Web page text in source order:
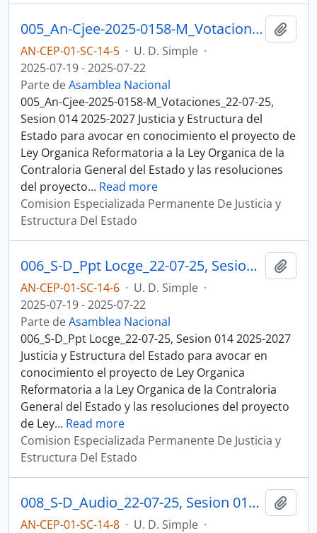
005_An-Cjee-2025-0158-M_Votaciones_22-07-25, Sesion 014 Justicia y Estructura del Estado
AN-CEP-01-SC-14-5 · U. D. Simple ·
2025-07-19 - 2025-07-22
Parte deAsamblea Nacional
005_An-Cjee-2025-0158-M_Votaciones_22-07-25,
Sesion 014 2025-2027 Justicia y Estructura del
Estado para avocar en conocimiento el proyecto de
Ley Organica Reformatoria a la Ley Organica de la
Contraloria General del Estado y las resoluciones
del proyecto… Read more
Comision Especializada Permanente De Justicia y
Estructura Del Estado
006_S-D_Ppt Locge_22-07-25, Sesion 014 Justicia y Estructura del Estado
AN-CEP-01-SC-14-6 · U. D. Simple ·
2025-07-19 - 2025-07-22
Parte deAsamblea Nacional
006_S-D_Ppt Locge_22-07-25, Sesion 014 2025-2027
Justicia y Estructura del Estado para avocar en
conocimiento el proyecto de Ley Organica
Reformatoria a la Ley Organica de la Contraloria
General del Estado y las resoluciones del proyecto
de Ley… Read more
Comision Especializada Permanente De Justicia y
Estructura Del Estado
008_S-D_Audio_22-07-25, Sesion 014 Justicia y Estructura del Estado
AN-CEP-01-SC-14-8 · U. D. Simple ·